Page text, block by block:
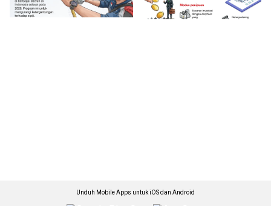
Unduh Mobile Apps untuk iOS dan Android